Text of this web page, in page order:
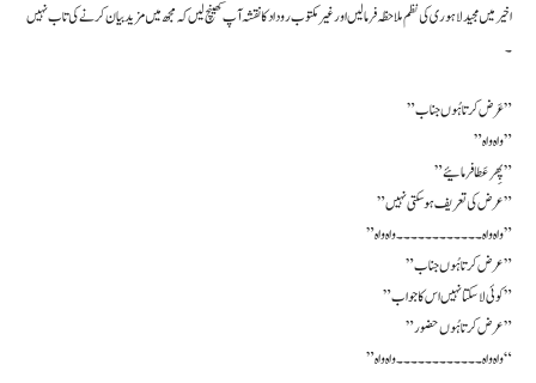
اخیر میں مجید لاہوری کی نظم ملاحظہ فرما لیں اور غیر مکتوب روداد کا نقشہ آپ کھینچ لیں کہ مجھ میں مزید بیان کرنے کی تاب نہیں
۔
” عَرض کرتا ہُوں جناب ”
” واہ واہ ”
” پِھر عَطا فرمائیے ”
” عرض کی تعریف ہو سکتی نہیں”
” واہ واہ ۔۔۔۔۔۔۔۔۔۔۔۔ واہ واہ ”
” عرض کرتا ہُوں جناب ”
” کوئی لا سکتا نہیں اس کا جواب ”
” عرض کرتا ہُوں حضور”
” واہ واہ ۔۔۔۔۔۔۔۔۔۔۔۔ واہ واہ “